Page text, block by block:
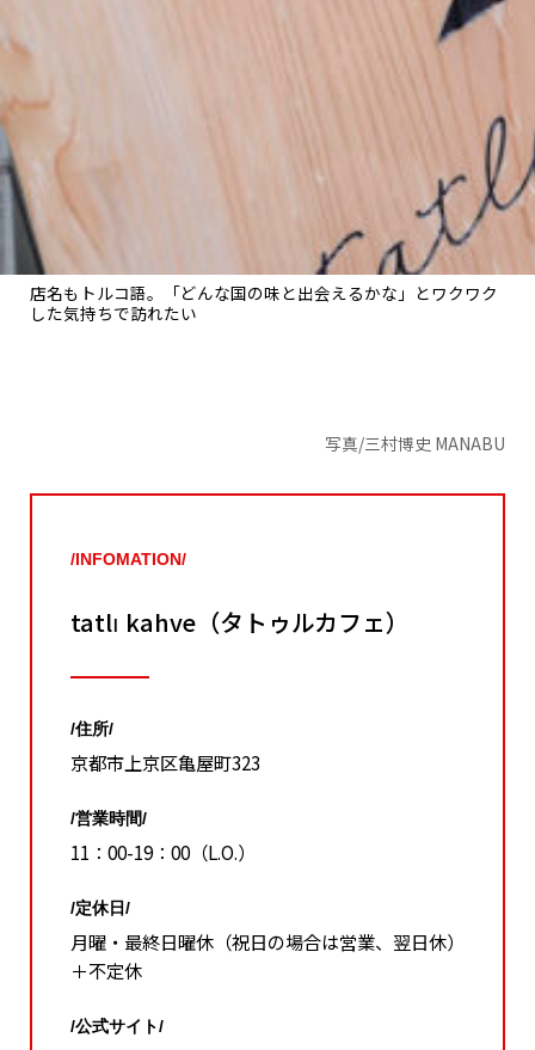
店名もトルコ語。「どんな国の味と出会えるかな」とワクワク
した気持ちで訪れたい
写真/三村博史 MANABU
/INFOMATION/
tatlı kahve（タトゥルカフェ）
/住所/
京都市上京区亀屋町323
/営業時間/
11：00-19：00（L.O.）
/定休日/
月曜・最終日曜休（祝日の場合は営業、翌日休）
＋不定休
/公式サイト/